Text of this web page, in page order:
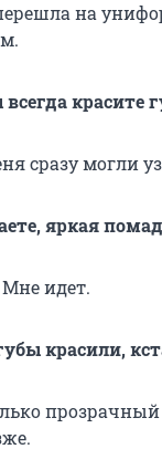
на
красите
сразу могли
яркая
Мне идет.
красили,